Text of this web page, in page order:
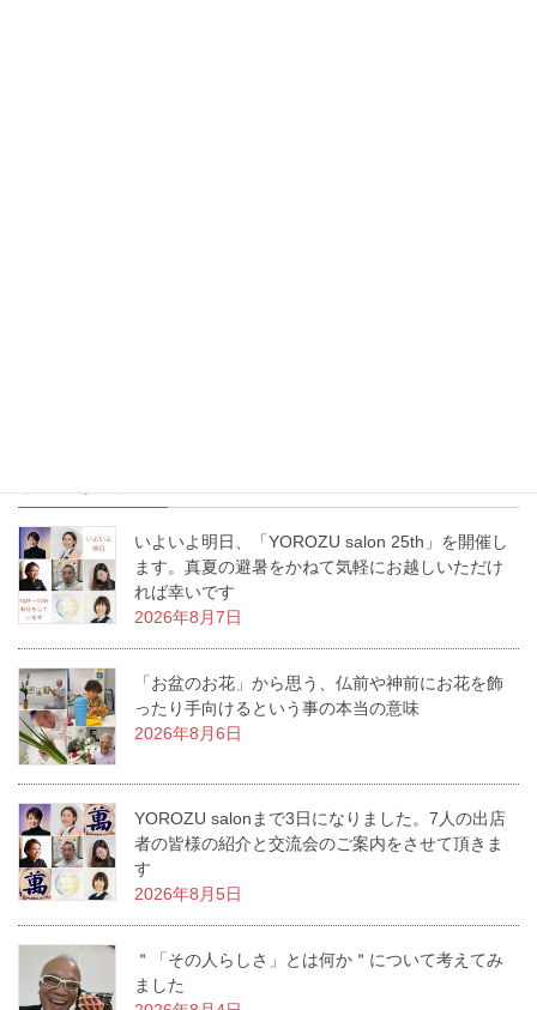
いよいよ明日、「YOROZU salon 25th」を開催し
ます。真夏の避暑をかねて気軽にお越しいただけ
れば幸いです
2026年8月7日
「お盆のお花」から思う、仏前や神前にお花を飾
ったり手向けるという事の本当の意味
2026年8月6日
YOROZU salonまで3日になりました。7人の出店
者の皆様の紹介と交流会のご案内をさせて頂きま
す
2026年8月5日
＂「その人らしさ」とは何か＂について考えてみ
ました